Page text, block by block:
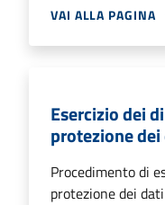
VAI ALLA PAGINA
Esercizio dei
protezione
Procedimento di
protezione dei